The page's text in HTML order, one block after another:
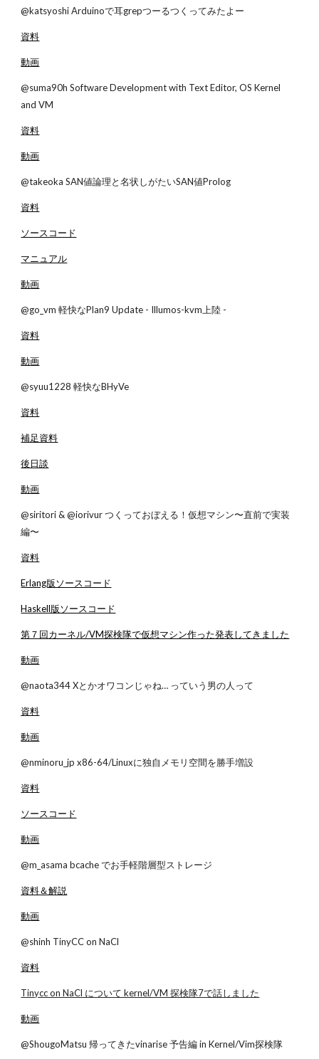
@katsyoshi Arduinoで耳grepつーるつくってみたよー
資料
動画
@suma90h Software Development with Text Editor, OS Kernel
and VM
資料
動画
@takeoka SAN値論理と名状しがたいSAN値Prolog
資料
ソースコード
マニュアル
動画
@go_vm 軽快なPlan9 Update - Illumos-kvm上陸 -
資料
動画
@syuu1228 軽快なBHyVe
資料
補足資料
後日談
動画
@siritori & @iorivur つくっておぼえる！仮想マシン〜直前で実装
編〜
資料
Erlang版ソースコード
Haskell版ソースコード
第７回カーネル/VM探検隊で仮想マシン作った発表してきました
動画
@naota344 Xとかオワコンじゃね… っていう男の人って
資料
動画
@nminoru_jp x86-64/Linuxに独自メモリ空間を勝手増設
資料
ソースコード
動画
@m_asama bcache でお手軽階層型ストレージ
資料＆解説
動画
@shinh TinyCC on NaCl
資料
Tinycc on NaCl について kernel/VM 探検隊7で話しました
動画
@ShougoMatsu 帰ってきたvinarise 予告編 in Kernel/Vim探検隊